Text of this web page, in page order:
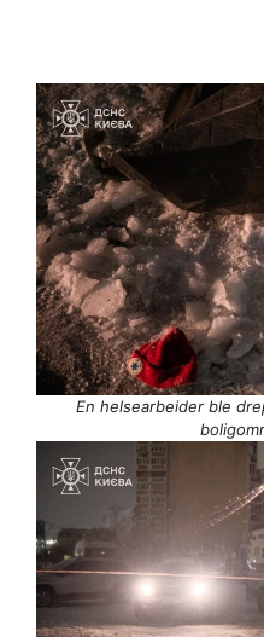
En helsearbeider ble